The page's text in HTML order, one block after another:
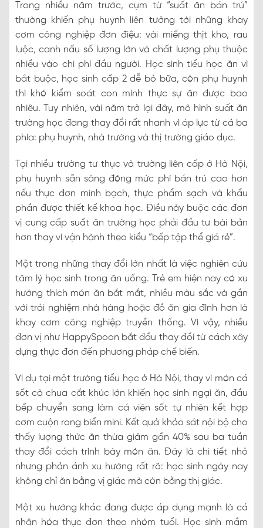
Trong nhiều năm trước, cụm từ “suất ăn bán trú”
thường khiến phụ huynh liên tưởng tới những khay
cơm công nghiệp đơn điệu: vài miếng thịt kho, rau
luộc, canh nấu số lượng lớn và chất lượng phụ thuộc
nhiều vào chi phí đầu người. Học sinh tiểu học ăn vì
bắt buộc, học sinh cấp 2 dễ bỏ bữa, còn phụ huynh
thì khó kiểm soát con mình thực sự ăn được bao
nhiêu. Tuy nhiên, vài năm trở lại đây, mô hình suất ăn
trường học đang thay đổi rất nhanh vì áp lực từ cả ba
phía: phụ huynh, nhà trường và thị trường giáo dục.
Tại nhiều trường tư thục và trường liên cấp ở Hà Nội,
phụ huynh sẵn sàng đóng mức phí bán trú cao hơn
nếu thực đơn minh bạch, thực phẩm sạch và khẩu
phần được thiết kế khoa học. Điều này buộc các đơn
vị cung cấp suất ăn trường học phải đầu tư bài bản
hơn thay vì vận hành theo kiểu “bếp tập thể giá rẻ”.
Một trong những thay đổi lớn nhất là việc nghiên cứu
tâm lý học sinh trong ăn uống. Trẻ em hiện nay có xu
hướng thích món ăn bắt mắt, nhiều màu sắc và gần
với trải nghiệm nhà hàng hoặc đồ ăn gia đình hơn là
khay cơm công nghiệp truyền thống. Vì vậy, nhiều
đơn vị như HappySpoon bắt đầu thay đổi từ cách xây
dựng thực đơn đến phương pháp chế biến.
Ví dụ tại một trường tiểu học ở Hà Nội, thay vì món cá
sốt cà chua cắt khúc lớn khiến học sinh ngại ăn, đầu
bếp chuyển sang làm cá viên sốt tự nhiên kết hợp
cơm cuộn rong biển mini. Kết quả khảo sát nội bộ cho
thấy lượng thức ăn thừa giảm gần 40% sau ba tuần
thay đổi cách trình bày món ăn. Đây là chi tiết nhỏ
nhưng phản ánh xu hướng rất rõ: học sinh ngày nay
không chỉ ăn bằng vị giác mà còn bằng thị giác.
Một xu hướng khác đang được áp dụng mạnh là cá
nhân hóa thực đơn theo nhóm tuổi. Học sinh mầm